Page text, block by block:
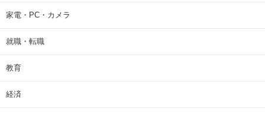
家電・PC・カメラ
就職・転職
教育
経済